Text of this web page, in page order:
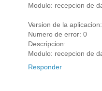
Modulo: recepcion de
Version de la
Numero de error: 0
Descripcion:
Modulo: recepcion de
Responder